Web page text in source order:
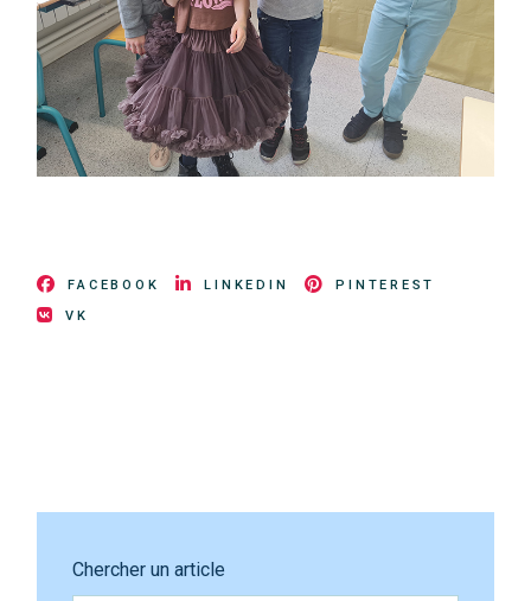
FACEBOOK LINKEDIN
PINTEREST
VK
Chercher un article